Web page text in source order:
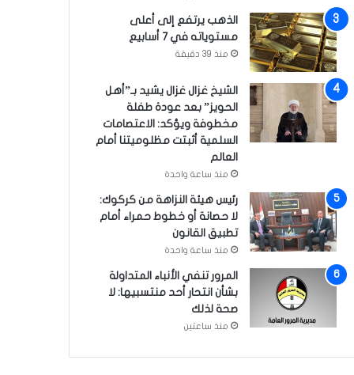
الذهب يرتفع إلى أعلى
مستوياته في 7 أسابيع
منذ 39 دقيقة
الشيخ غزال غزال يشيد بـ”أهل
الحويز” بعد عودة طفلة
مخطوفة ويؤكد: الاعتصامات
السلمية أثبتت مظلوميتنا أمام
العالم
منذ ساعة واحدة
رئيس هيئة النزاهة من كركوك:
لا حصانة أو خطوط حمراء أمام
تطبيق القانون
منذ ساعة واحدة
المرور تنفي الأنباء المتداولة
بشأن انتحار أحد منتسبيها: لا
صحة لذلك
منذ ساعتين